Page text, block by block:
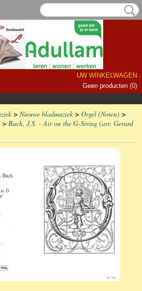
UW WINKELWAGEN
Geen producten (0)
> Nieuwe bladmuziek> Orgel (Noten) >
> Bach, J.S. - Air on the G-String (arr. Gerard